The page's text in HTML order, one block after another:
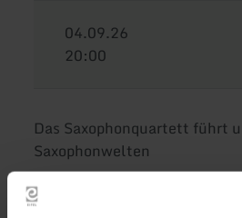
04.09.26
20:00
Das Saxophonquartett führt
Saxophonwelten
Die vier Musiker:innen